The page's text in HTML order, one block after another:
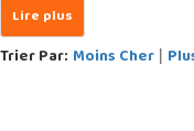
Trier Par: Moins Cher|